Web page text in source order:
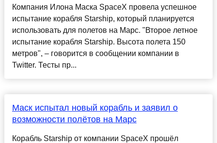
Компания Илона Маска SpaceX провела успешное
испытание корабля Starship, который планируется
использовать для полетов на Марс. "Второе летное
испытание корабля Starship. Высота полета 150
метров", – говорится в сообщении компании в
Twitter. Тесты пр...
Маск испытал новый корабль и заявил о
возможности полётов на Марс
Корабль Starship от компании SpaceX прошёл